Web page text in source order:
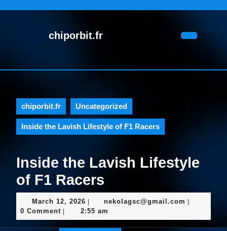
chiporbit.fr
chiporbit.fr Uncategorized
Inside the Lavish Lifestyle of F1 Racers
Inside the Lavish Lifestyle
of F1 Racers
March 12, 2026 March
12,
2026
nekolagsc@gmail.com
0 Comment 2:55 am